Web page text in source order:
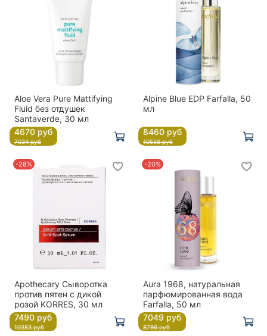
Aloe Vera Pure Mattifying
Fluid без отдушек
Santaverde, 30 мл
4670 руб
7034 руб
Alpine Blue EDP Farfalla, 50
мл
8460 руб
10559 руб
-28%
Apothecary Сыворотка
против пятен с дикой
розой KORRES, 30 мл
7490 руб
10383 руб
-20%
Aura 1968, натуральная
парфюмированная вода
Farfalla, 50 мл
7049 руб
8796 руб